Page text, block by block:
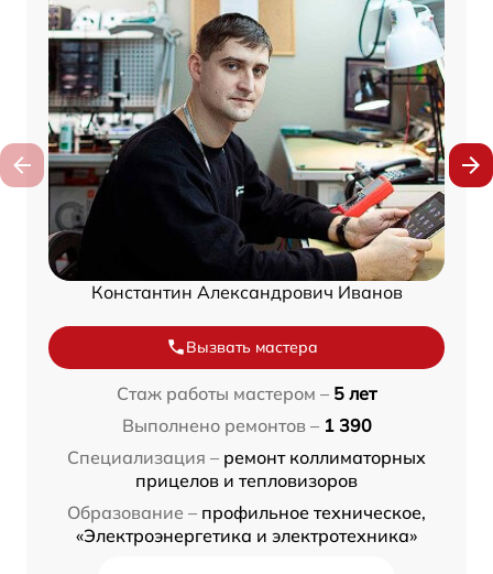
Константин Александрович Иванов
Вызвать мастера
Стаж работы мастером – 5 лет
Выполнено ремонтов – 1 390
Специализация – ремонт коллиматорных
прицелов и тепловизоров
Образование – профильное техническое,
«Электроэнергетика и электротехника»